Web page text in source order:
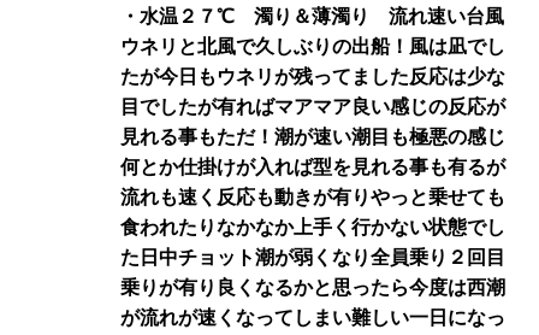
・水温２７℃ 濁り＆薄濁り 流れ速い台風
ウネリと北風で久しぶりの出船！風は凪でし
たが今日もウネリが残ってました反応は少な
目でしたが有ればマアマア良い感じの反応が
見れる事もただ！潮が速い潮目も極悪の感じ
何とか仕掛けが入れば型を見れる事も有るが
流れも速く反応も動きが有りやっと乗せても
食われたりなかなか上手く行かない状態でし
た日中チョット潮が弱くなり全員乗り２回目
乗りが有り良くなるかと思ったら今度は西潮
が流れが速くなってしまい難しい一日になっ